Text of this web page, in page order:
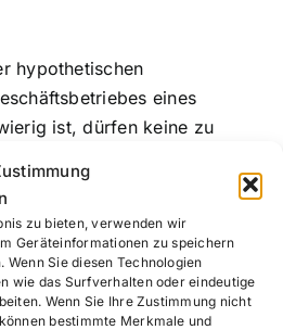
zu bieten, verwenden wir
Geräteinformationen zu speichern
Sie diesen Technologien
wie das Surfverhalten oder eindeutige
Wenn Sie Ihre Zustimmung nicht
bestimmte Merkmale und
hypothetischen
eines
ist, dürfen keine zu
lückenhaften Vortrags zur
und Schadenshöhe
solange greifbare
Schadensschätzung